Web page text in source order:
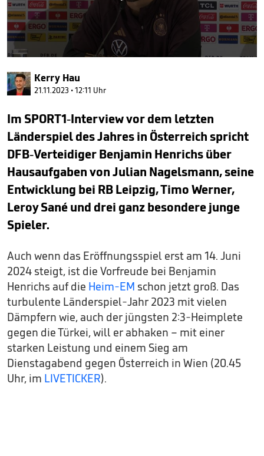
seconds
of
39
seconds
Kerry Hau
21.11.2023 • 12:11 Uhr
Im SPORT1-Interview vor dem letzten
Länderspiel des Jahres in Österreich spricht
DFB-Verteidiger Benjamin Henrichs über
Hausaufgaben von Julian Nagelsmann, seine
Entwicklung bei RB Leipzig, Timo Werner,
Leroy Sané und drei ganz besondere junge
Spieler.
Auch wenn das Eröffnungsspiel erst am 14. Juni
2024 steigt, ist die Vorfreude bei Benjamin
Henrichs auf die Heim-EM schon jetzt groß. Das
turbulente Länderspiel-Jahr 2023 mit vielen
Dämpfern wie, auch der jüngsten 2:3-Heimplete
gegen die Türkei, will er abhaken – mit einer
starken Leistung und einem Sieg am
Dienstagabend gegen Österreich in Wien (20.45
Uhr, im LIVETICKER).